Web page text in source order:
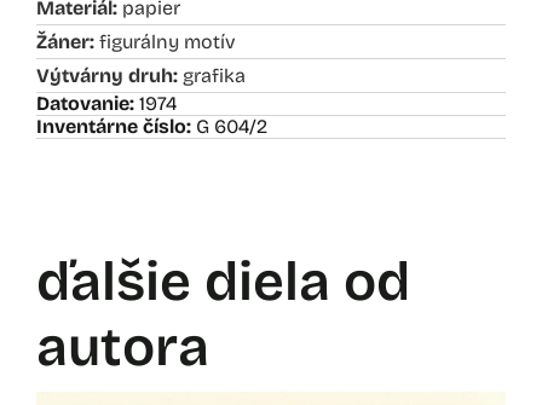
Materiál: papier
Žáner: figurálny motív
Výtvárny druh: grafika
Datovanie: 1974
Inventárne číslo: G 604/2
ďalšie diela od
autora